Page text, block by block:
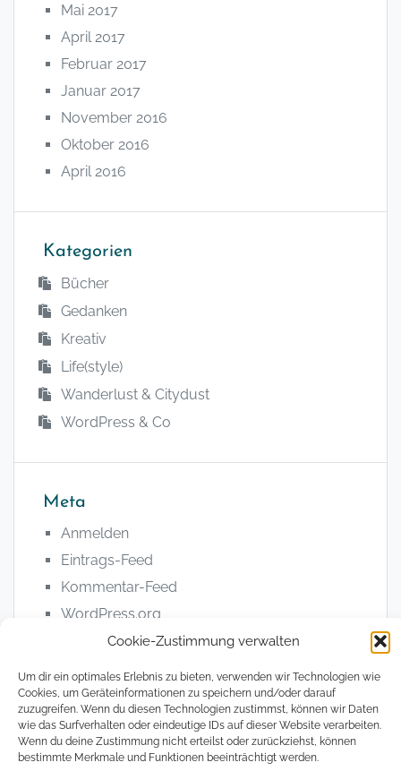
Cookie-Zustimmung verwalten
Um dir ein optimales Erlebnis zu bieten, verwenden wir Technologien wie
Cookies, um Geräteinformationen zu speichern und/oder darauf
zuzugreifen. Wenn du diesen Technologien zustimmst, können wir Daten
wie das Surfverhalten oder eindeutige IDs auf dieser Website verarbeiten.
Wenn du deine Zustimmung nicht erteilst oder zurückziehst, können
bestimmte Merkmale und Funktionen beeinträchtigt werden.
Mai 2017
April 2017
Februar 2017
Januar 2017
November 2016
Oktober 2016
April 2016
Kategorien
Bücher
Gedanken
Kreativ
Life(style)
Wanderlust & Citydust
WordPress & Co
Meta
Anmelden
Eintrags-Feed
Kommentar-Feed
WordPress.org
© 2008 - 2026, The Magical Digital Nomad